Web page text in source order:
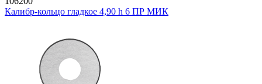
Калибр-кольцо гладкое 4,90 h 6 ПР МИК